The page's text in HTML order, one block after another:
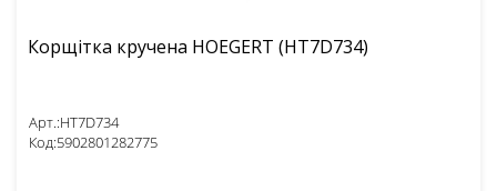
Корщітка кручена HOEGERT (HT7D734)
Арт.:HT7D734
Код:5902801282775